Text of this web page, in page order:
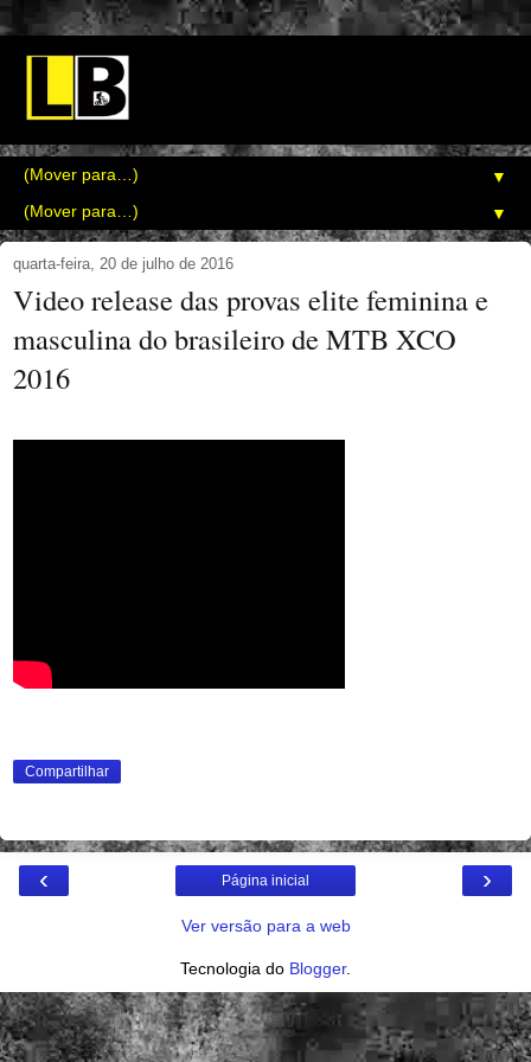
▼
▼
quarta-feira, 20 de julho de 2016
Video release das provas elite feminina e
masculina do brasileiro de MTB XCO
2016
Compartilhar
‹ ›
Página inicial
Ver versão para a web
Tecnologia do Blogger.